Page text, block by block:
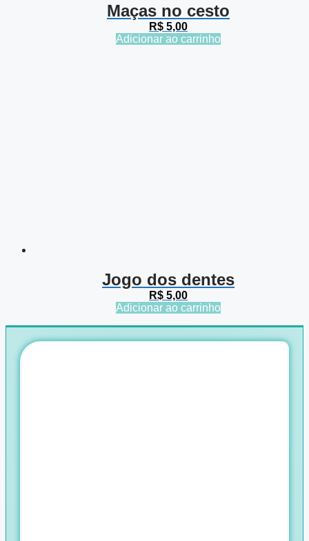
Maças no cesto
R$ 5,00
Adicionar ao carrinho
Jogo dos dentes
R$ 5,00
Adicionar ao carrinho